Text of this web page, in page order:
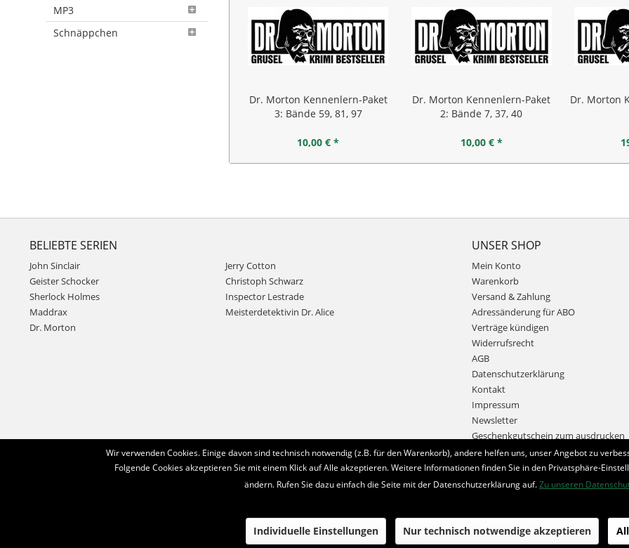
MP3
Schnäppchen
Dr. Morton Kennenlern-Paket
3: Bände 59, 81, 97
10,00 € *
Dr. Morton Kennenlern-Paket
2: Bände 7, 37, 40
10,00 € *
Dr. Morton
BELIEBTE SERIEN
John Sinclair
Geister Schocker
Sherlock Holmes
Maddrax
Dr. Morton
Jerry Cotton
Christoph Schwarz
Inspector Lestrade
Meisterdetektivin Dr. Alice
UNSER SHOP
Mein Konto
Warenkorb
Versand & Zahlung
Adressänderung für ABO
Verträge kündigen
Widerrufsrecht
AGB
Datenschutzerklärung
Kontakt
Impressum
Newsletter
Geschenkgutschein zum ausdrucken
Bestellung widerrufen
© 2016-2022 Romantruhe - Buchversand, Joachim Otto
Wir verwenden Cookies. Einige davon sind technisch notwendig (z.B. für den Warenkorb), andere helfen uns, unser Angebot zu
Folgende Cookies akzeptieren Sie mit einem Klick auf Alle akzeptieren. Weitere Informationen finden Sie in den Privatsphäre-
ändern. Rufen Sie dazu einfach die Seite mit der Datenschutzerklärung auf.Zu unseren
Individuelle Einstellungen Nur technisch notwendige akzeptieren